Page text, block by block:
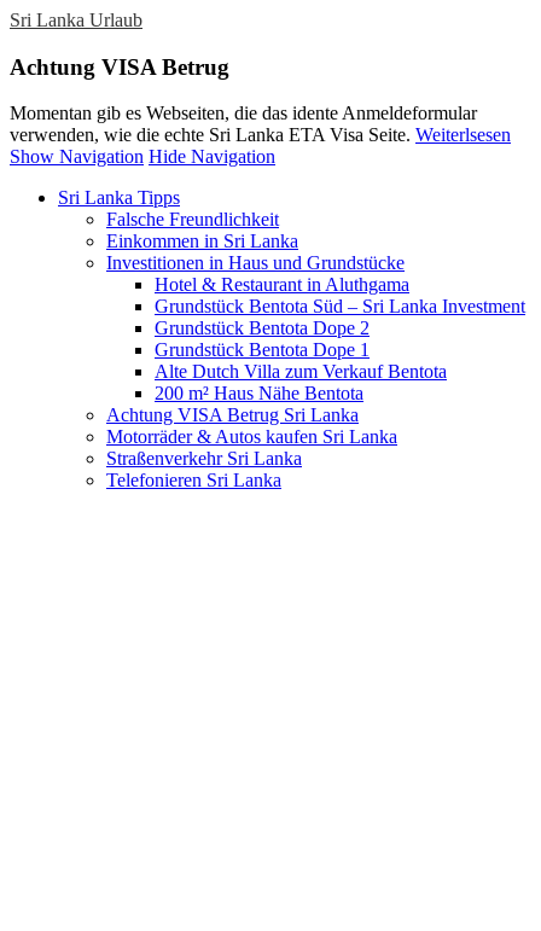
Sri Lanka Urlaub
Achtung VISA Betrug
Momentan gib es Webseiten, die das idente Anmeldeformular
verwenden, wie die echte Sri Lanka ETA Visa Seite. Weiterlsesen
Show Navigation Hide Navigation
Sri Lanka Tipps
Falsche Freundlichkeit
Einkommen in Sri Lanka
Investitionen in Haus und Grundstücke
Hotel & Restaurant in Aluthgama
Grundstück Bentota Süd – Sri Lanka Investment
Grundstück Bentota Dope 2
Grundstück Bentota Dope 1
Alte Dutch Villa zum Verkauf Bentota
200 m² Haus Nähe Bentota
Achtung VISA Betrug Sri Lanka
Motorräder & Autos kaufen Sri Lanka
Straßenverkehr Sri Lanka
Telefonieren Sri Lanka